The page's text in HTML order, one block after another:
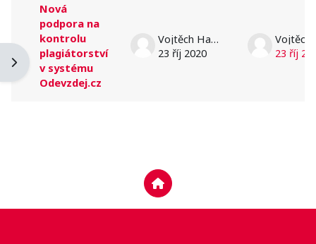
Otevřít panel bloku
Nová
podpora na
kontrolu
plagiátorství
v systému
Odevzdej.cz
Vojtěch Havlis
23 říj 2020
23 říj